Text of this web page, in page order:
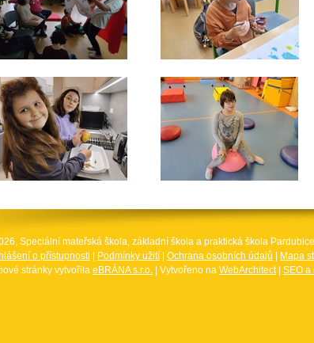
Speciální mateřská škola, základní škola a praktická škola
o přístupnosti
Podmínky užití Ochrana osobních údajů
Mapa
stránky vytvořila eBRÁNA s.r.o. | Vytvořeno na WebArchitect| SEO a